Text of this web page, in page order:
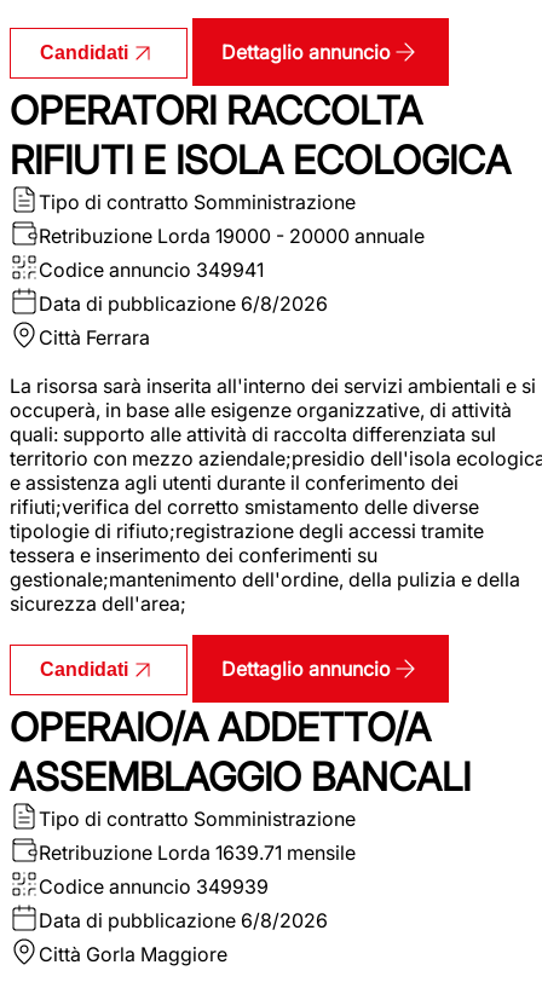
Candidati Dettaglio annuncio
OPERATORI RACCOLTA
RIFIUTI E ISOLA ECOLOGICA
Tipo di contratto Somministrazione
Retribuzione Lorda 19000 - 20000 annuale
Codice annuncio 349941
Data di pubblicazione 6/8/2026
Città Ferrara
La risorsa sarà inserita all'interno dei servizi ambientali e si
occuperà, in base alle esigenze organizzative, di attività
quali: supporto alle attività di raccolta differenziata sul
territorio con mezzo aziendale;presidio dell'isola
e assistenza agli utenti durante il conferimento dei
rifiuti;verifica del corretto smistamento delle diverse
tipologie di rifiuto;registrazione degli accessi tramite
tessera e inserimento dei conferimenti su
gestionale;mantenimento dell'ordine, della pulizia e della
sicurezza dell'area;
Candidati Dettaglio annuncio
OPERAIO/A ADDETTO/A
ASSEMBLAGGIO BANCALI
Tipo di contratto Somministrazione
Retribuzione Lorda 1639.71 mensile
Codice annuncio 349939
Data di pubblicazione 6/8/2026
Città Gorla Maggiore